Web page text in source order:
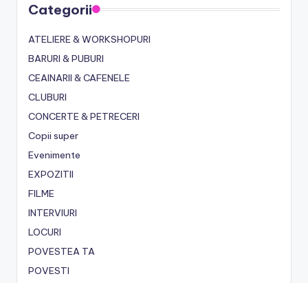
Categorii
ATELIERE & WORKSHOPURI
BARURI & PUBURI
CEAINARII & CAFENELE
CLUBURI
CONCERTE & PETRECERI
Copii super
Evenimente
EXPOZITII
FILME
INTERVIURI
LOCURI
POVESTEA TA
POVESTI